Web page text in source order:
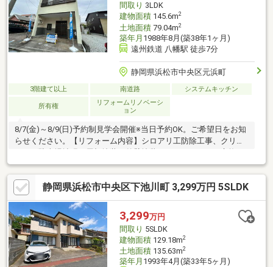
間取り 3LDK
建物面積145.6m2
土地面積79.04m2
築年月 1988年8月(築38年1ヶ月)
遠州鉄道 八幡駅 徒歩7分
静岡県浜松市中央区元浜町
3階建て以上 南道路 システムキッチン
所有権
リフォームリノベーシ
ョン
8/7(金)～8/9(日)予約制見学会開催※当日予約OK。ご希望日をお知
らせください。【リフォーム内容】シロアリ工防除工事、クリー
ユニットバス交換、トイレ交換、洗面化粧台交換間取変更、玄関
扉交換、室内ドア（一部）交換、床材上張り、シューズボックス
交換、クロス張替えインターホン設置、火災警報器設置、照明器
具交換【おすすめポイント】・本物件は条件により住宅ローン減
税が適用されます。・お客様に合わせたローンの組み方や金融機
関をご提案。住宅ローンが初めての方でもお気軽にご相談くださ
い。
静岡県浜松市中央区下池川町 3,299万円 5SLDK
3,299万円
間取り 5SLDK
建物面積129.18m2
土地面積135.63m2
築年月 1993年4月(築33年5ヶ月)